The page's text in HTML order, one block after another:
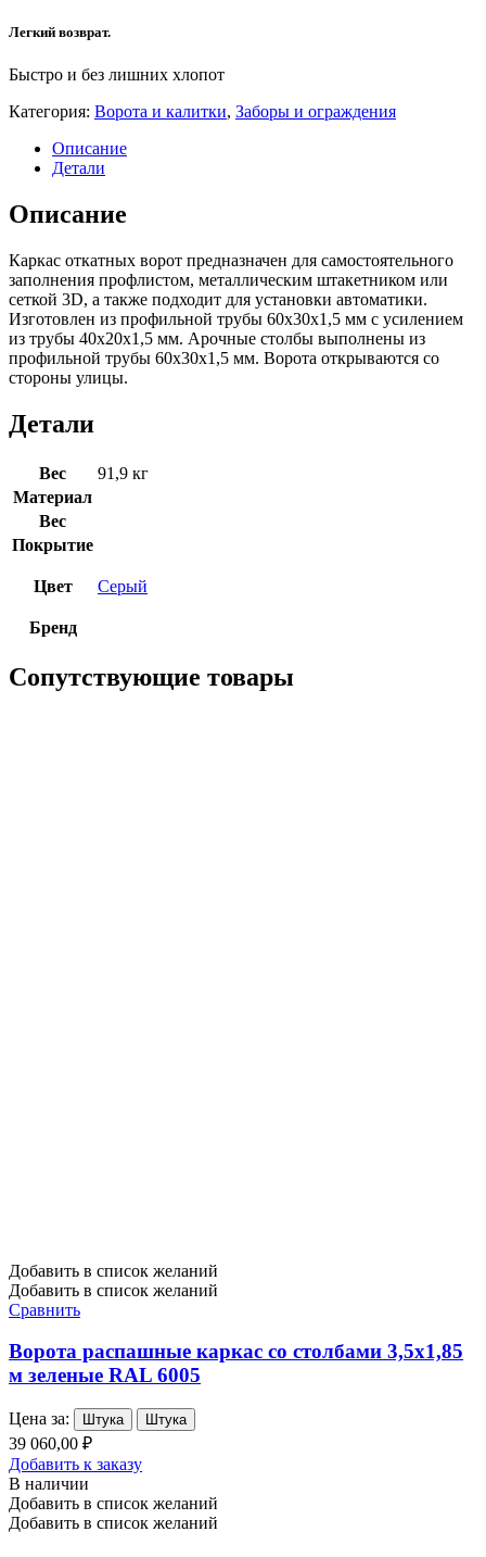
Легкий возврат.
Быстро и без лишних хлопот
Категория: Ворота и калитки, Заборы и ограждения
Описание
Детали
Описание
Каркас откатных ворот предназначен для самостоятельного
заполнения профлистом, металлическим штакетником или
сеткой 3D, а также подходит для установки автоматики.
Изготовлен из профильной трубы 60х30х1,5 мм с усилением
из трубы 40х20х1,5 мм. Арочные столбы выполнены из
профильной трубы 60х30х1,5 мм. Ворота открываются со
стороны улицы.
Детали
Вес
91,9 кг
Материал
Вес
Покрытие
Цвет Серый
Бренд
Сопутствующие товары
Добавить в список желаний
Добавить в список желаний
Сравнить
Ворота распашные каркас со столбами 3,5х1,85
м зеленые RAL 6005
Цена за: Штука Штука
39 060,00 ₽
Добавить к заказу
В наличии
Добавить в список желаний
Добавить в список желаний